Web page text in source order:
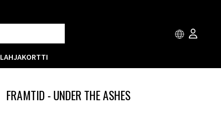
LAHJAKORTTI
FRAMTID - UNDER THE ASHES